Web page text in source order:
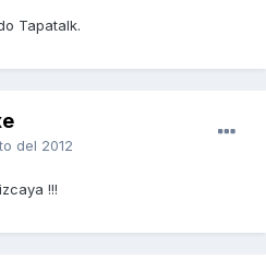
Tapatalk.
del 2012
!!!